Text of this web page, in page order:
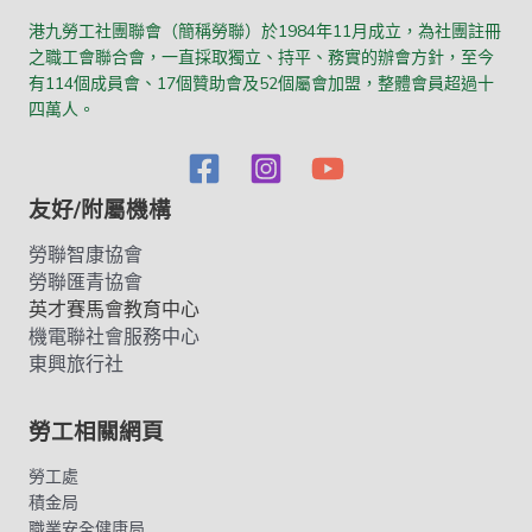
港九勞工社團聯會（簡稱勞聯）於1984年11月成立，為社團註冊
之職工會聯合會，一直採取獨立、持平、務實的辦會方針，至今
有114個成員會、17個贊助會及52個屬會加盟，整體會員超過十
四萬人。
友好/附屬機構
勞聯智康協會
勞聯匯青協會
英才賽馬會教育中心
機電聯社會服務中心
東興旅行社
勞工相關網頁
勞工處
積金局